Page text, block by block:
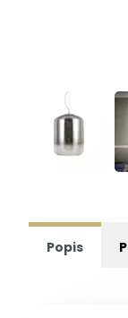
Popis